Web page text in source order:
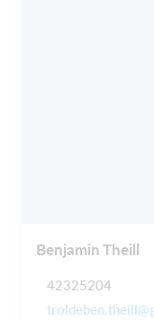
Benjamin Theill
42325204